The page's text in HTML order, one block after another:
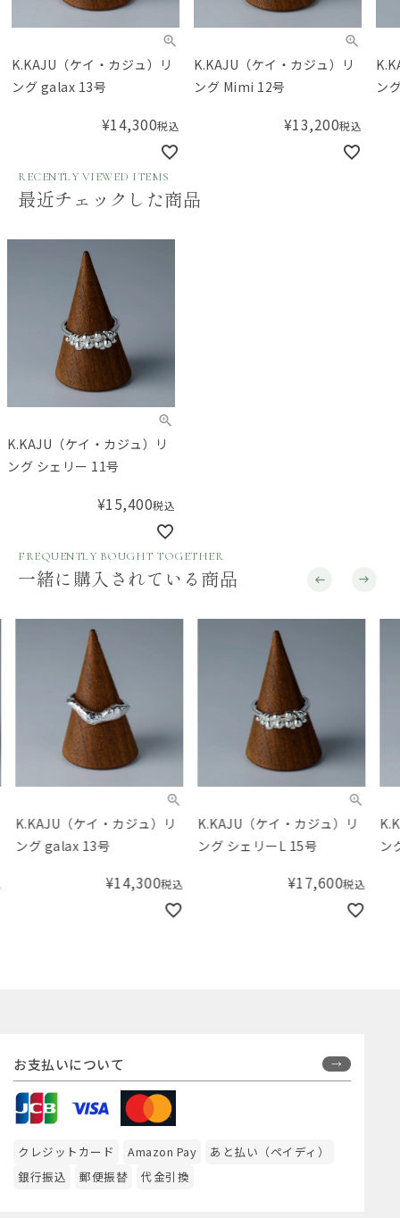
K.KAJU（ケイ・カジュ）リ
ング galax 13号
¥14,300税込
K.KAJU（ケイ・カジュ）リ
ング Mimi 12号
¥13,200税込
ン
RECENTLY VIEWED ITEMS
最近チェックした商品
K.KAJU（ケイ・カジュ）リ
ング シェリー 11号
¥15,400税込
FREQUENTLY BOUGHT TOGETHER
一緒に購入されている商品
K.KAJU（ケイ・カジュ）リ
ング galax 13号
14,300税込
K.KAJU（ケイ・カジュ）リ
ング シェリーL 15号
17,600税込
ン
お支払いについて
クレジットカード Amazon Pay
あと払い（ペイディ）
銀行振込
郵便振替 代金引換